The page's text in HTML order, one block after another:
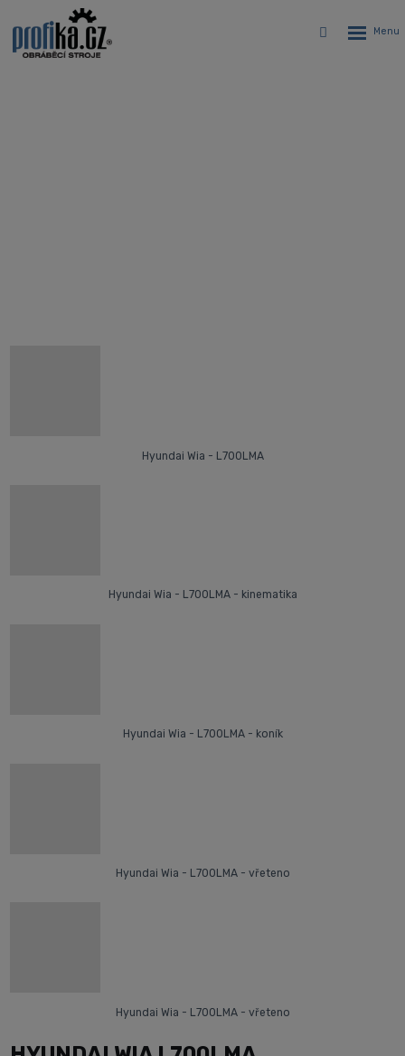
Vyhledávání
Hyundai Wia - L700LMA
Hyundai Wia - L700LMA - kinematika
Hyundai Wia - L700LMA - koník
Hyundai Wia - L700LMA - vřeteno
Hyundai Wia - L700LMA - vřeteno